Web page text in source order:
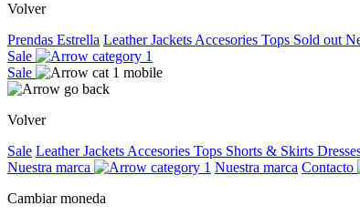
Volver
Prendas Estrella Leather Jackets Accesories Tops Sold out
Sale
Sale
Volver
Sale Leather Jackets Accesories Tops Shorts & Skirts
Nuestra marca
Nuestra marca Contacto
Cambiar moneda